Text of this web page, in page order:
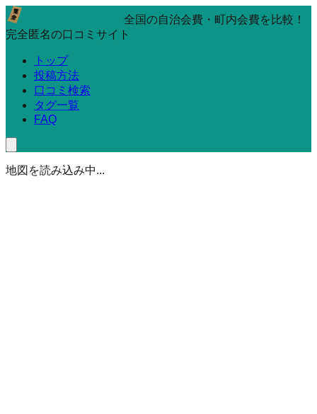
全国の自治会費・町内会費を比較！
完全匿名の口コミサイト
トップ
投稿方法
口コミ検索
タグ一覧
FAQ
地図を読み込み中...